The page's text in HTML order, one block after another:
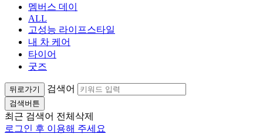
멤버스 데이
ALL
고성능 라이프스타일
내 차 케어
타이어
굿즈
뒤로가기 검색어
검색버튼
최근 검색어 전체삭제
로그인 후 이용해 주세요